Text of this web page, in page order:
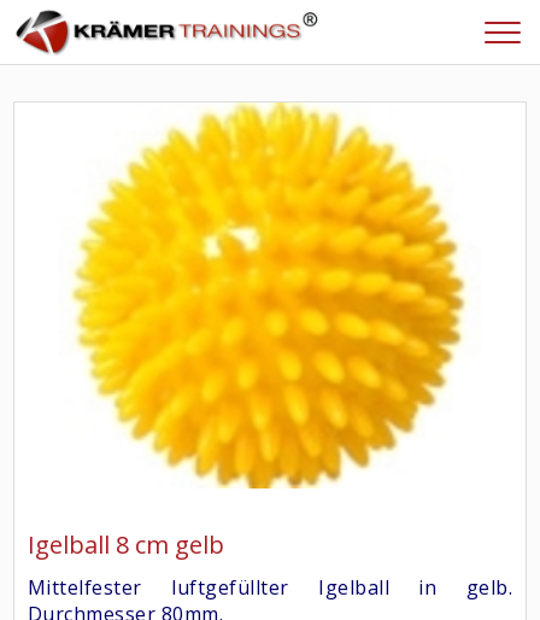
Igelball 8 cm gelb
Mittelfester luftgefüllter Igelball in gelb.
Durchmesser 80mm.